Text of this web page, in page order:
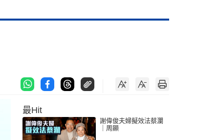
最Hit
謝偉俊夫婦擬效法蔡瀾
｜周顯